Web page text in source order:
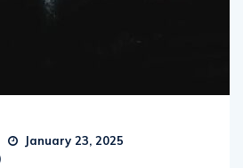
January 23, 2025